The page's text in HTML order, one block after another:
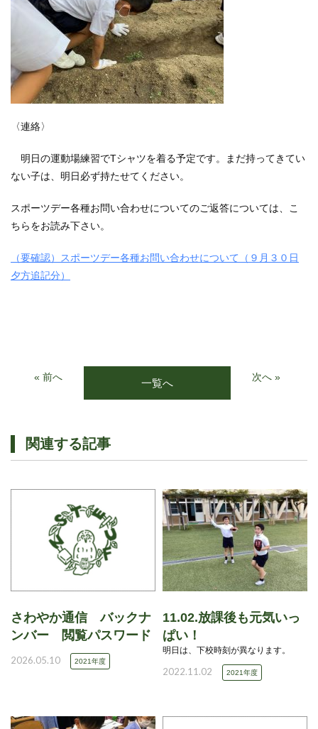
〈連絡〉
明日の運動場練習でTシャツを着る予定です。まだ持ってきてい
ない子は、明日必ず持たせてください。
スポーツデー各種お問い合わせについてのご返答については、こ
ちらをお読み下さい。
（要確認）スポーツデー各種お問い合わせについて（９月３０日
夕方追記分）
« 前へ 一覧へ 次へ »
関連する記事
さわやか通信 バックナ
ンバー 閲覧パスワード
2026.05.10 2021年度
11.02.放課後も元気いっ
ぱい！
明日は、下校時刻が異なります。
2022.11.02 2021年度